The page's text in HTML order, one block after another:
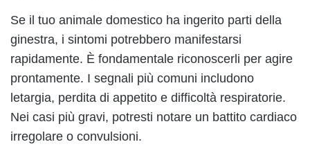
Se il tuo animale domestico ha ingerito parti della
ginestra, i sintomi potrebbero manifestarsi
rapidamente. È fondamentale riconoscerli per agire
prontamente. I segnali più comuni includono
letargia, perdita di appetito e difficoltà respiratorie.
Nei casi più gravi, potresti notare un battito cardiaco
irregolare o convulsioni.